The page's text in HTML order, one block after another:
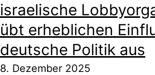
israelische
übt erheblichen
deutsche Politik aus
8. Dezember 2025